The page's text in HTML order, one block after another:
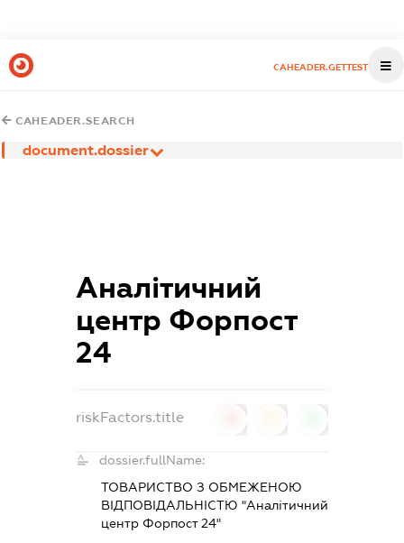
CAHEADER.GETTEST
CAHEADER.SEARCH
document.dossier
Аналітичний
центр Форпост
24
riskFactors.title
dossier.fullName:
ТОВАРИСТВО З ОБМЕЖЕНОЮ
ВІДПОВІДАЛЬНІСТЮ "Аналітичний
центр Форпост 24"